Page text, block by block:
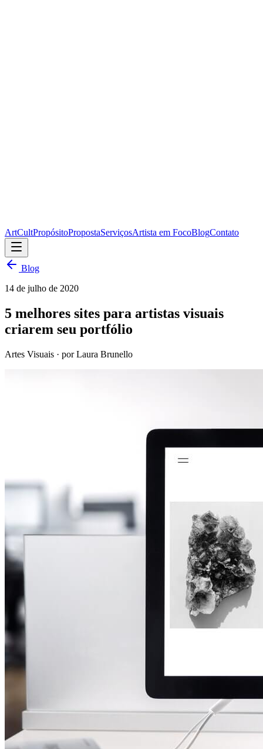
ArtCultPropósitoPropostaServiçosArtista em FocoBlogContato
Blog
14 de julho de 2020
5 melhores sites para artistas visuais
criarem seu portfólio
Artes Visuais · por Laura Brunello